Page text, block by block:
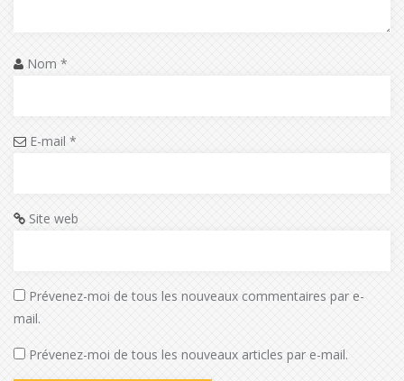
Nom *
E-mail *
Site web
Prévenez-moi de tous les nouveaux commentaires par e-
mail.
Prévenez-moi de tous les nouveaux articles par e-mail.